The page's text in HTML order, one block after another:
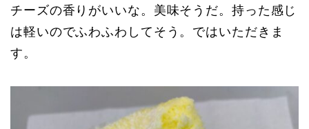
チーズの香りがいいな。美味そうだ。持った感じ
は軽いのでふわふわしてそう。ではいただきま
す。